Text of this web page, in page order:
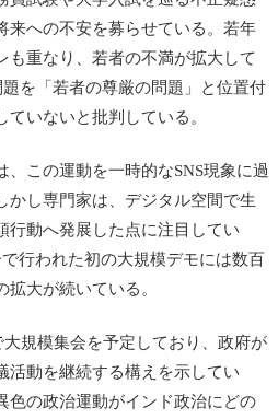
来への不安を募らせている。若年
も重なり、若者の不満が拡大して
を「若者の尊厳の問題」と位置付
いないと批判している。
この運動を一時的なSNS現象に過
かし専門家は、デジタル空間で生
行動へ発展した点に注目してい
行われた初の大規模デモには数百
拡大が続いている。
規模集会を予定しており、政府が
活動を継続する構えを示してい
色の政治運動がインド政治にどの